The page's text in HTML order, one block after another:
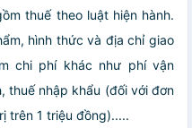
thuế theo luật hiện hành.
hình thức và địa chỉ giao
chi phí khác như phí vận
thuế nhập khẩu (đối với đơn
trên 1 triệu đồng).....